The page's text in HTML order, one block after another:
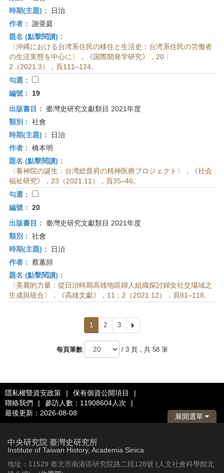
時期(主題)：
日治
作者： 謝亜庭
題名 (點擊閱讀)：
〈沖縄における台湾系住民の移住と生活史：台湾系住民の労働者
の生活実態を中心に〉，《国際開発学研究》，20：
2（2021.3），頁111–124。
勾選：
編號：
19
出版書目： 臺灣史研究文獻類目 2021年度
類別： 社會
時期(主題)：
日治
作者： 橋本明
題名 (點擊閱讀)：
〈養神院の誕生：台湾総督府の精神医療プロジェクト〉，《社会
福祉研究》，23（2021.11），頁35–46。
勾選：
編號： 20
出版書目： 臺灣史研究文獻類目 2021年度
類別： 社會
時期(主題)：
日治
作者： 蔡蕙頻
題名 (點擊閱讀)：
〈美麗的力量：從日治時期高雄地區婦人組織探討婦女社交場域之
生成與統合〉，《高雄文獻》，11：2（2021.12），頁81–118。
1 2 3
一
每頁筆數
/ 3 頁，共 58 筆
隱私權暨資安政策 | 保有個資公開項目
|
聯絡我們
| 參訪人數：11908604人次
|
最後更新：2026-08-08
展開選單
中央研究院 臺灣史研究所
Institute of Taiwan History, Academia Sinica
地址：11529 臺北市南港區研究院路二段128號 (人文社會科學館北